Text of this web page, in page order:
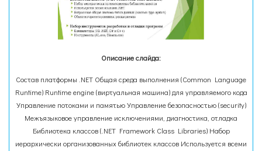
Описание слайда:
Состав платформы .NET Общая среда выполнения (Common Language
Runtime) Runtime engine (виртуальная машина) для управляемого кода
Управление потоками и памятью Управление безопасностью (security)
Межъязыковое управление исключениями, диагностика, отладка
Библиотека классов (.NET Framework Class Libraries) Набор
иерархически организованных библиотек классов Используется всеми